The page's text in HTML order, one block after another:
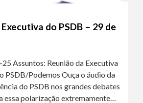
do PSDB – 29 de
Assuntos: Reunião da Executiva
PSDB/Podemos Ouça o áudio da
do PSDB nos grandes debates
essa polarização extremamente…